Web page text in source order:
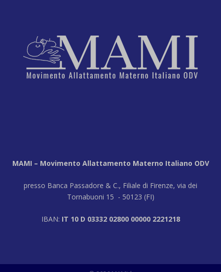
MAMI – Movimento Allattamento Materno Italiano ODV
presso Banca Passadore & C., Filiale di Firenze, via dei
Tornabuoni 15 - 50123 (FI)
IBAN: IT 10 D 03332 02800 00000 2221218